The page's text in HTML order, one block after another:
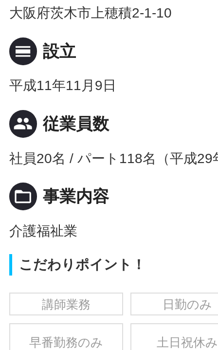
大阪府茨木市上穂積2-1-10
calendar_view_day 設立
平成11年11月9日
people 従業員数
社員20名 / パート118名（平成29
folder_open 事業内容
介護福祉業
こだわりポイント！
講師業務 日勤のみ
早番勤務のみ 土日祝休み